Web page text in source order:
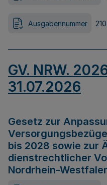
Ausgabennummer 210
GV. NRW.
31.07.2026
Gesetz zur
bis 2028 sowie zur
dienstrechtlicher
Nordrhein-